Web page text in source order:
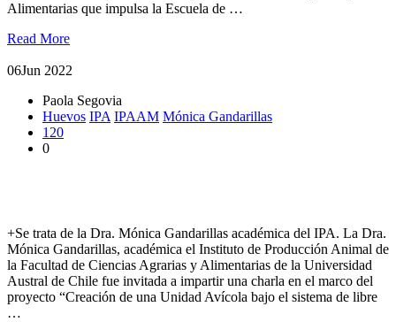
Alimentarias que impulsa la Escuela de …
Read More
06Jun 2022
Paola Segovia
Huevos IPA IPAAM Mónica Gandarillas
120
0
+Se trata de la Dra. Mónica Gandarillas académica del IPA. La Dra.
Mónica Gandarillas, académica el Instituto de Producción Animal de
la Facultad de Ciencias Agrarias y Alimentarias de la Universidad
Austral de Chile fue invitada a impartir una charla en el marco del
proyecto “Creación de una Unidad Avícola bajo el sistema de libre
…